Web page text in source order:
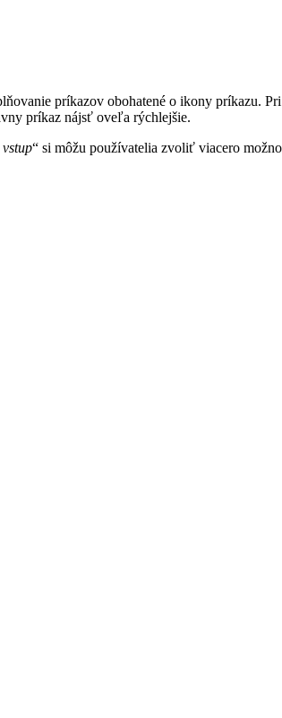
príkazov obohatené o ikony príkazu.
príkaz nájsť oveľa rýchlejšie.
“ si môžu používatelia zvoliť viacero